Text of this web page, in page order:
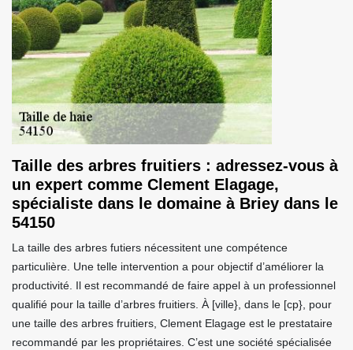
Taille des arbres fruitiers : adressez-vous à
un expert comme Clement Elagage,
spécialiste dans le domaine à Briey dans le
54150
La taille des arbres futiers nécessitent une compétence
particulière. Une telle intervention a pour objectif d’améliorer la
productivité. Il est recommandé de faire appel à un professionnel
qualifié pour la taille d’arbres fruitiers. À [ville}, dans le [cp}, pour
une taille des arbres fruitiers, Clement Elagage est le prestataire
recommandé par les propriétaires. C’est une société spécialisée